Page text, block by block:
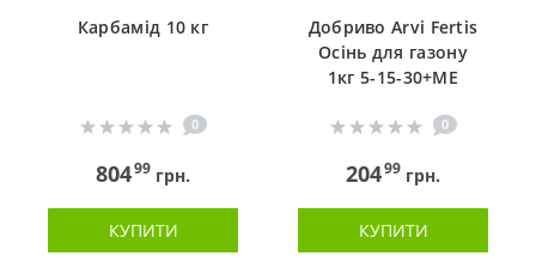
Карбамід 10 кг
0
80499 грн.
КУПИТИ
Добриво Arvi Fertis
Осінь для газону
1кг 5-15-30+МЕ
0
20499 грн.
КУПИТИ